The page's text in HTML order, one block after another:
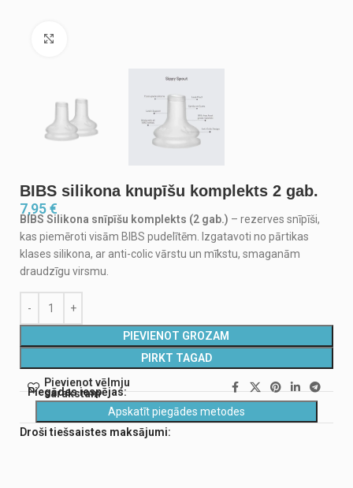
BIBS silikona knupīšu komplekts 2 gab.
7,95€
BIBS Silikona snīpīšu komplekts (2 gab.) – rezerves snīpīši,
kas piemēroti visām BIBS pudelītēm. Izgatavoti no pārtikas
klases silikona, ar anti-colic vārstu un mīkstu, smaganām
draudzīgu virsmu.
PIEVIENOT GROZAM
PIRKT TAGAD
Pievienot vēlmju
sarakstam
Piegādes iespējas:
Apskatīt piegādes metodes
Droši tiešsaistes maksājumi: